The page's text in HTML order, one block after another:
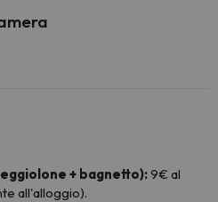
+ bagnetto):9€ al
all'alloggio).